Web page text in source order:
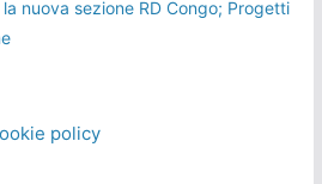
nuova sezione RD Congo; Progetti
policy